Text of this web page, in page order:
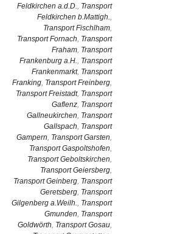
Feldkirchen a.d.D., Transport
Feldkirchen b.Mattigh.,
Transport Fischlham,
Transport Fornach, Transport
Fraham, Transport
Frankenburg a.H., Transport
Frankenmarkt, Transport
Franking, Transport Freinberg,
Transport Freistadt, Transport
Gaflenz, Transport
Gallneukirchen, Transport
Gallspach, Transport
Gampern, Transport Garsten,
Transport Gaspoltshofen,
Transport Geboltskirchen,
Transport Geiersberg,
Transport Geinberg, Transport
Geretsberg, Transport
Gilgenberg a.Weilh., Transport
Gmunden, Transport
Goldwörth, Transport Gosau,